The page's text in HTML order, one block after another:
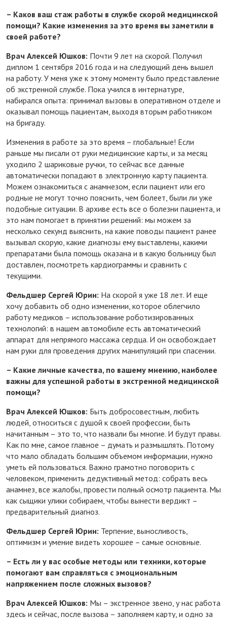
– Каков ваш стаж работы в службе скорой медицинской
помощи? Какие изменения за это время вы заметили в
своей работе?
Врач Алексей Юшков: Почти 9 лет на скорой. Получил
диплом 1 сентября 2016 года и на следующий день вышел
на работу. У меня уже к этому моменту было представление
об экстренной службе. Пока учился в интернатуре,
набирался опыта: принимал вызовы в оперативном отделе и
оказывал помощь пациентам, выходя вторым работником
на бригаду.
Изменения в работе за это время – глобальные! Если
раньше мы писали от руки медицинские карты, и за месяц
уходило 2 шариковые ручки, то сейчас все данные
автоматически попадают в электронную карту пациента.
Можем ознакомиться с анамнезом, если пациент или его
родные не могут точно пояснить, чем болеет, были ли уже
подобные ситуации. В архиве есть все о болезни пациента, и
это нам помогает в принятии решений: мы можем за
несколько секунд выяснить, на какие поводы пациент ранее
вызывал скорую, какие диагнозы ему выставлены, какими
препаратами была помощь оказана и в какую больницу был
доставлен, посмотреть кардиограммы и сравнить с
текущими.
Фельдшер Сергей Юрин: На скорой я уже 18 лет. И еще
хочу добавить об одно изменении, которое облегчило
работу медиков – использование роботизированных
технологий: в нашем автомобиле есть автоматический
аппарат для непрямого массажа сердца. И он освобождает
нам руки для проведения других манипуляций при спасении.
– Какие личные качества, по вашему мнению, наиболее
важны для успешной работы в экстренной медицинской
помощи?
Врач Алексей Юшков: Быть добросовестным, любить
людей, относиться с душой к своей профессии, быть
начитанным – это то, что назвали бы многие. И будут правы.
Как по мне, самое главное – думать и размышлять. Потому
что мало обладать большим объемом информации, нужно
уметь ей пользоваться. Важно грамотно поговорить с
человеком, применить дедуктивный метод: собрать весь
анамнез, все жалобы, провести полный осмотр пациента. Мы
как сыщики улики собираем, чтобы вынести вердикт –
предварительный диагноз.
Фельдшер Сергей Юрин: Терпение, выносливость,
оптимизм и умение видеть хорошее – самые основные.
– Есть ли у вас особые методы или техники, которые
помогают вам справляться с эмоциональным
напряжением после сложных вызовов?
Врач Алексей Юшков: Мы – экстренное звено, у нас работа
здесь и сейчас, после вызова – заполняем карту, и одно за